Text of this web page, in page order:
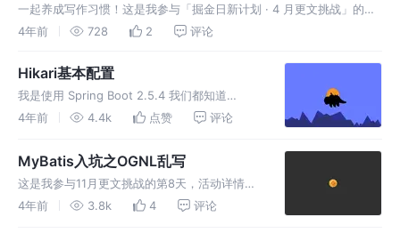
一起养成写作习惯！这是我参与「掘金日新计划 · 4 月更文挑战」的第
24天，点击查看活动详情。 使用Spring IoC可以有效管理各类Java资
4年前 728 2 评论
Hikari基本配置
我是使用 Spring Boot 2.5.4 我们都知道
Spring boot 默认就依赖了 Hikari ，而我的
的默认版本和官方
4年前 4.4k 点赞 评论
MyBatis入坑之OGNL乱写
这是我参与11月更文挑战的第8天，活动详情查
看：2021最后一次更文挑战 Mybatis支持
4年前 3.8k 4 评论